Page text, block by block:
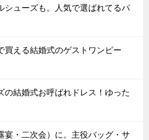
シューズも。人気で選ばれてるパ
買える結婚式のゲストワンピー
の結婚式お呼ばれドレス！ゆった
宴・二次会）に。主役バッグ・サ